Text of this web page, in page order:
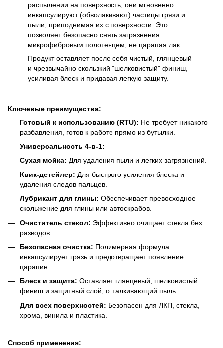
распылении на поверхность, они мгновенно
инкапсулируют (обволакивают) частицы грязи и
пыли, приподнимая их с поверхности. Это
позволяет безопасно снять загрязнения
микрофибровым полотенцем, не царапая лак.
Продукт оставляет после себя чистый, глянцевый
и чрезвычайно скользкий "шелковистый" финиш,
усиливая блеск и придавая легкую защиту.
Ключевые преимущества:
Готовый к использованию (RTU): Не требует никакого
разбавления, готов к работе прямо из бутылки.
Универсальность 4-в-1:
Сухая мойка: Для удаления пыли и легких загрязнений.
Квик-детейлер: Для быстрого усиления блеска и
удаления следов пальцев.
Лубрикант для глины: Обеспечивает превосходное
скольжение для глины или автоскрабов.
Очиститель стекол: Эффективно очищает стекла без
разводов.
Безопасная очистка: Полимерная формула
инкапсулирует грязь и предотвращает появление
царапин.
Блеск и защита: Оставляет глянцевый, шелковистый
финиш и защитный слой, отталкивающий пыль.
Для всех поверхностей: Безопасен для ЛКП, стекла,
хрома, винила и пластика.
Способ применения: